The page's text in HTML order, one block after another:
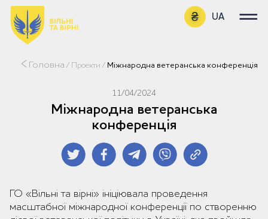
UA
EN
Головна / Проекти / Міжнародна ветеранська конференція
11/04/2024
Міжнародна ветеранська
конференція
ГО «Вільні та вірні» ініціювала проведення
масштабної міжнародної конференції по створенню